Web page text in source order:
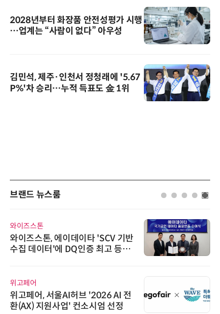
2028년부터 화장품 안전성평가 시행
…업계는 “사람이 없다” 아우성
김민석, 제주·인천서 정청래에 '5.67
P%'차 승리…누적 득표도 金 1위
브랜드 뉴스룸
와이즈스톤
와이즈스톤, 에이데이타 'SCV 기반
수집 데이터'에 DQ인증 최고 등급
위고페어
위고페어, 서울AI허브 '2026 AI 전
환(AX) 지원사업' 컨소시엄 선정